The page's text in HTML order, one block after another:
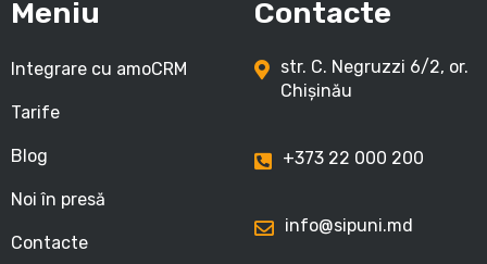
Meniu
Integrare cu amoCRM
Tarife
Blog
Noi în presă
Contacte
Contacte
str. C. Negruzzi 6/2, or.
Chișinău
+373 22 000 200
info@sipuni.md